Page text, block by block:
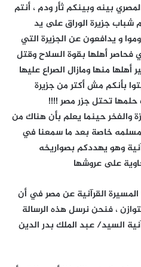
بينه وبينكم ثأر ودم ، أنتم
جزيرة الوراق على يد
و يدافعون عن الجزيرة التي
فحاصر أهلها بقوة السلاح وقتل
منها ومازال الصراع عليها
بأنكم مش أكتر من جزيرة
تحتل جزر مصر !!!!
والفخر حينما يعلم بأن هناك من
خاصة بعد ما سمعنا في
وهو يهددكم بصواريخه
على عروشها
المسيرة القرآنية عن مصر في أن
، فنحن نرسل هذه الرسالة
السيد/ عبد الملك بدر الدين